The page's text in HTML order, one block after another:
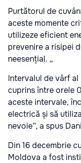
Purtătorul de
aceste momente
utilizeze eficient
prevenire a risipei
neesențial. „
Intervalul de vârf
cuprins între orele
aceste intervale,
electrică și să
nevoie”, a spus
Din 16 decembrie
Moldova a fost